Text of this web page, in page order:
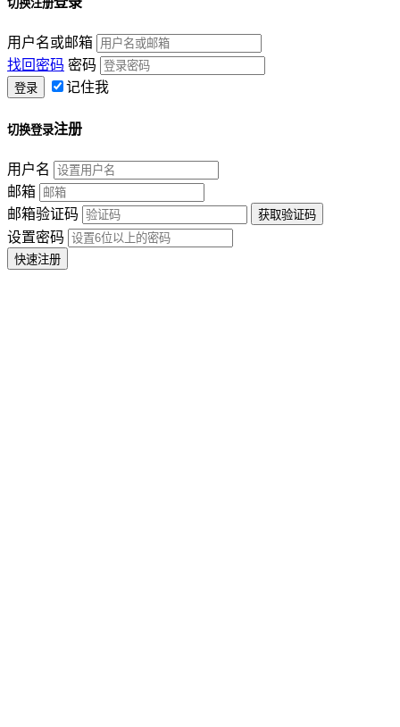
切换注册
用户名或邮箱
找回密码 密码
记住我
切换登录注册
用户名
邮箱
邮箱验证码
设置密码